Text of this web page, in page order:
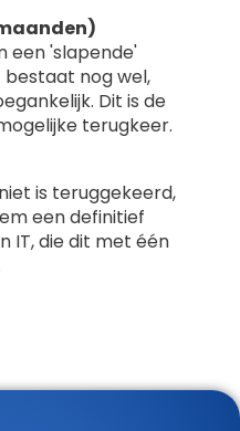
een 'slapende'
nog wel,
Dit is de
terugkeer.
is teruggekeerd,
een definitief
IT, die dit met één